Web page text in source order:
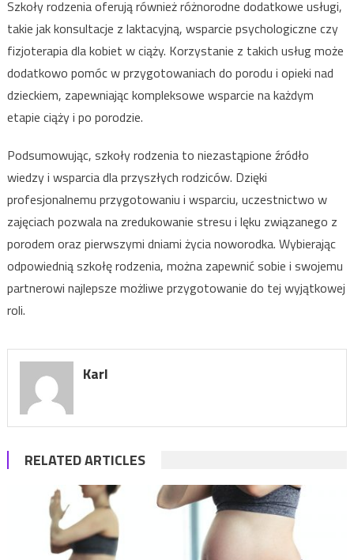
Szkoły rodzenia oferują również różnorodne dodatkowe usługi,
takie jak konsultacje z laktacyjną, wsparcie psychologiczne czy
fizjoterapia dla kobiet w ciąży. Korzystanie z takich usług może
dodatkowo pomóc w przygotowaniach do porodu i opieki nad
dzieckiem, zapewniając kompleksowe wsparcie na każdym
etapie ciąży i po porodzie.
Podsumowując, szkoły rodzenia to niezastąpione źródło
wiedzy i wsparcia dla przyszłych rodziców. Dzięki
profesjonalnemu przygotowaniu i wsparciu, uczestnictwo w
zajęciach pozwala na zredukowanie stresu i lęku związanego z
porodem oraz pierwszymi dniami życia noworodka. Wybierając
odpowiednią szkołę rodzenia, można zapewnić sobie i swojemu
partnerowi najlepsze możliwe przygotowanie do tej wyjątkowej
roli.
Karl
RELATED ARTICLES